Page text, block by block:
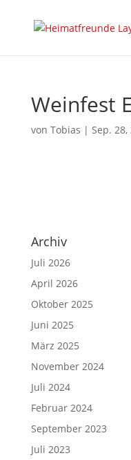
Weinfest
von Tobias | Sep. 28,
Archiv
Juli 2026
April 2026
Oktober 2025
Juni 2025
März 2025
November 2024
Juli 2024
Februar 2024
September 2023
Juli 2023